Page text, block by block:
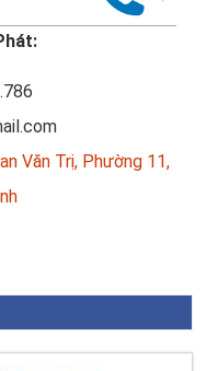
Văn Trị, Phường 11,